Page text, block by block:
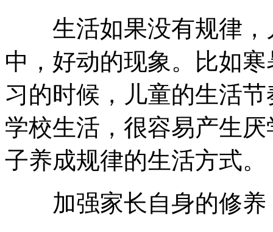
生活如果没有规律，
中，好动的现象。比如
习的时候，儿童的生活
学校生活，很容易产生
子养成规律的生活方式。
加强家长自身的修养